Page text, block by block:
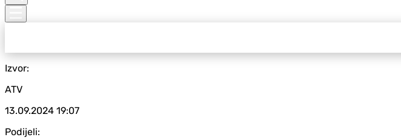
Izvor:
ATV
13.09.2024 19:07
Podijeli: